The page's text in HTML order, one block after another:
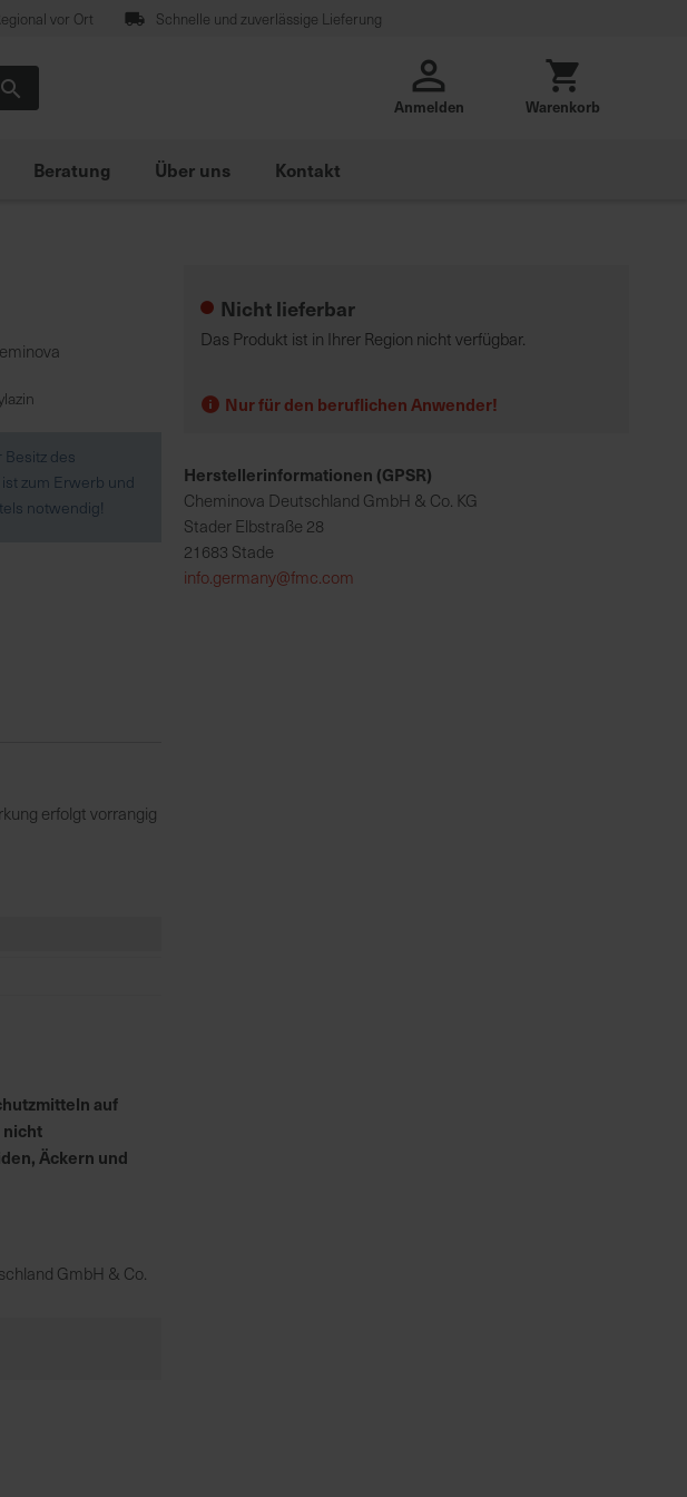
vor Ort Schnelle und zuverlässige Lieferung
Anmelden Warenkorb
Beratung Über uns Kontakt
des
zum Erwerb und
notwendig!
erfolgt vorrangig
auf
nicht
Äckern und
GmbH & Co.
Nicht lieferbar
Das Produkt ist in Ihrer Region nicht verfügbar.
Nur für den beruflichen Anwender!
Herstellerinformationen (GPSR)
Cheminova Deutschland GmbH & Co. KG
Stader Elbstraße 28
21683 Stade
info.germany@fmc.com